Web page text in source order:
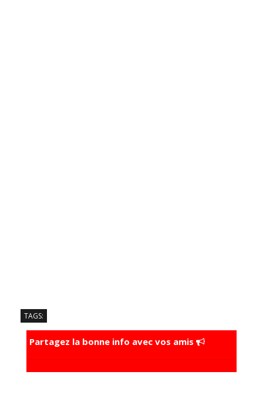
TAGS:
Partagez la bonne info avec vos amis